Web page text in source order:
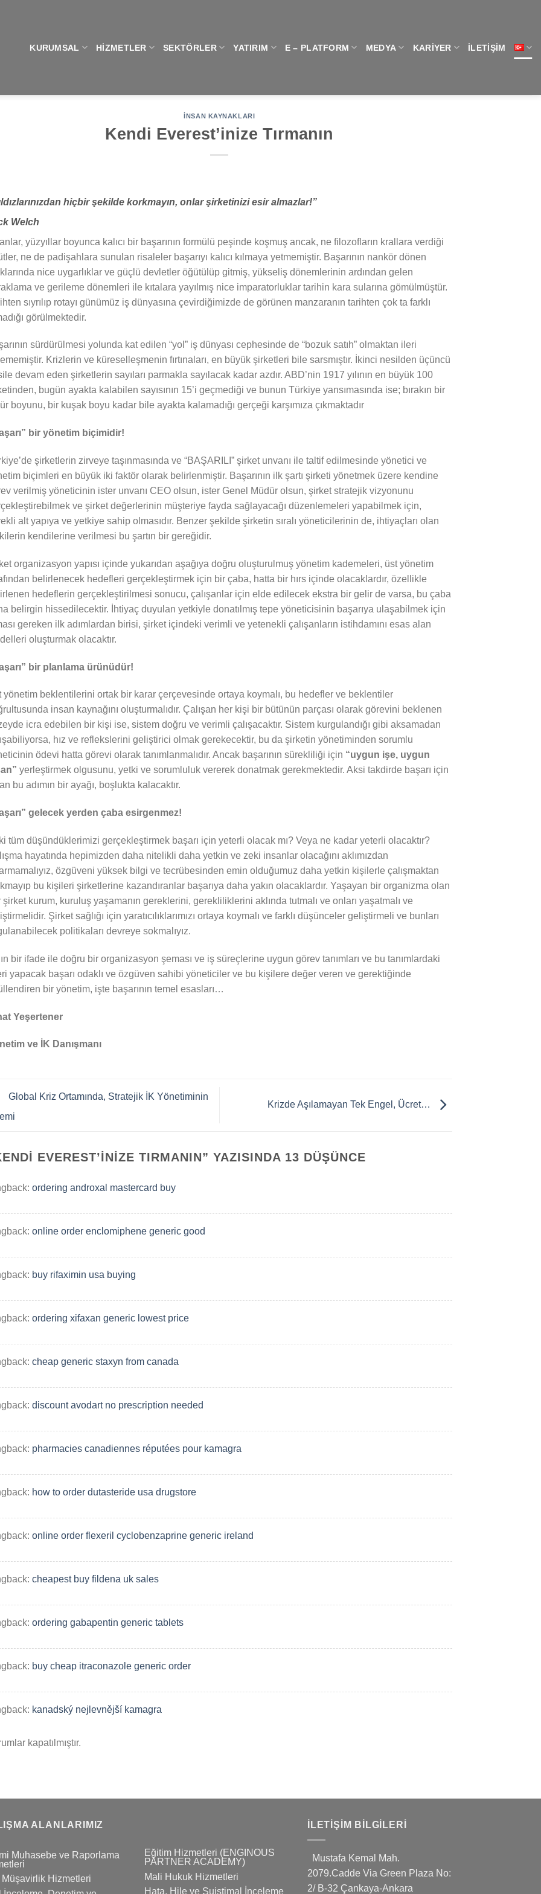
KURUMSAL HIZMETLER SEKTÖRLER YATIRIM E – PLATFORM MEDYA KARIYER İLETIŞIM
İNSAN KAYNAKLARI
Kendi Everest’inize Tırmanın
hiçbir şekilde korkmayın, onlar şirketinizi esir almazlar!”
Welch
yüzyıllar boyunca kalıcı bir başarının formülü peşinde koşmuş ancak, ne filozofların krallara verdiği
ne de padişahlara sunulan risaleler başarıyı kalıcı kılmaya yetmemiştir. Başarının nankör dönen
nice uygarlıklar ve güçlü devletler öğütülüp gitmiş, yükseliş dönemlerinin ardından gelen
ve gerileme dönemleri ile kıtalara yayılmış nice imparatorluklar tarihin kara sularına gömülmüştür.
sıyrılıp rotayı günümüz iş dünyasına çevirdiğimizde de görünen manzaranın tarihten çok ta farklı
görülmektedir.
sürdürülmesi yolunda kat edilen “yol” iş dünyası cephesinde de “bozuk satıh” olmaktan ileri
Krizlerin ve küreselleşmenin fırtınaları, en büyük şirketleri bile sarsmıştır. İkinci nesilden üçüncü
devam eden şirketlerin sayıları parmakla sayılacak kadar azdır. ABD’nin 1917 yılının en büyük 100
bugün ayakta kalabilen sayısının 15’i geçmediği ve bunun Türkiye yansımasında ise; bırakın bir
boyunu, bir kuşak boyu kadar bile ayakta kalamadığı gerçeği karşımıza çıkmaktadır
bir yönetim biçimidir!
şirketlerin zirveye taşınmasında ve “BAŞARILI” şirket unvanı ile taltif edilmesinde yönetici ve
biçimleri en büyük iki faktör olarak belirlenmiştir. Başarının ilk şartı şirketi yönetmek üzere kendine
verilmiş yöneticinin ister unvanı CEO olsun, ister Genel Müdür olsun, şirket stratejik vizyonunu
ve şirket değerlerinin müşteriye fayda sağlayacağı düzenlemeleri yapabilmek için,
alt yapıya ve yetkiye sahip olmasıdır. Benzer şekilde şirketin sıralı yöneticilerinin de, ihtiyaçları olan
kendilerine verilmesi bu şartın bir gereğidir.
organizasyon yapısı içinde yukarıdan aşağıya doğru oluşturulmuş yönetim kademeleri, üst yönetim
belirlenecek hedefleri gerçekleştirmek için bir çaba, hatta bir hırs içinde olacaklardır, özellikle
hedeflerin gerçekleştirilmesi sonucu, çalışanlar için elde edilecek ekstra bir gelir de varsa, bu çaba
belirgin hissedilecektir. İhtiyaç duyulan yetkiyle donatılmış tepe yöneticisinin başarıya ulaşabilmek için
gereken ilk adımlardan birisi, şirket içindeki verimli ve yetenekli çalışanların istihdamını esas alan
oluşturmak olacaktır.
bir planlama ürünüdür!
yönetim beklentilerini ortak bir karar çerçevesinde ortaya koymalı, bu hedefler ve beklentiler
insan kaynağını oluşturmalıdır. Çalışan her kişi bir bütünün parçası olarak görevini beklenen
icra edebilen bir kişi ise, sistem doğru ve verimli çalışacaktır. Sistem kurgulandığı gibi aksamadan
hız ve reflekslerini geliştirici olmak gerekecektir, bu da şirketin yönetiminden sorumlu
ödevi hatta görevi olarak tanımlanmalıdır. Ancak başarının sürekliliği için “uygun işe, uygun
yerleştirmek olgusunu, yetki ve sorumluluk vererek donatmak gerekmektedir. Aksi takdirde başarı için
bu adımın bir ayağı, boşlukta kalacaktır.
gelecek yerden çaba esirgenmez!
tüm düşündüklerimizi gerçekleştirmek başarı için yeterli olacak mı? Veya ne kadar yeterli olacaktır?
hayatında hepimizden daha nitelikli daha yetkin ve zeki insanlar olacağını aklımızdan
özgüveni yüksek bilgi ve tecrübesinden emin olduğumuz daha yetkin kişilerle çalışmaktan
bu kişileri şirketlerine kazandıranlar başarıya daha yakın olacaklardır. Yaşayan bir organizma olan
şirket kurum, kuruluş yaşamanın gereklerini, gerekliliklerini aklında tutmalı ve onları yaşatmalı ve
Şirket sağlığı için yaratıcılıklarımızı ortaya koymalı ve farklı düşünceler geliştirmeli ve bunları
politikaları devreye sokmalıyız.
bir ifade ile doğru bir organizasyon şeması ve iş süreçlerine uygun görev tanımları ve bu tanımlardaki
yapacak başarı odaklı ve özgüven sahibi yöneticiler ve bu kişilere değer veren ve gerektiğinde
bir yönetim, işte başarının temel esasları…
Yeşertener
ve İK Danışmanı
Global Kriz Ortamında, Stratejik İK Yönetiminin
Krizde Aşılamayan Tek Engel, Ücret…
EVEREST’INIZE TIRMANIN” YAZISINDA 13 DÜŞÜNCE
ordering androxal mastercard buy
online order enclomiphene generic good
buy rifaximin usa buying
ordering xifaxan generic lowest price
cheap generic staxyn from canada
discount avodart no prescription needed
pharmacies canadiennes réputées pour kamagra
how to order dutasteride usa drugstore
online order flexeril cyclobenzaprine generic ireland
cheapest buy fildena uk sales
ordering gabapentin generic tablets
buy cheap itraconazole generic order
kanadský nejlevnější kamagra
kapatılmıştır.
ALANLARIMIZ
Muhasebe ve Raporlama
Müşavirlik Hizmetleri
Eğitim Hizmetleri (ENGINOUS
PARTNER ACADEMY)
Mali Hukuk Hizmetleri
Hata, Hile ve Suistimal İnceleme
İLETIŞIM BILGILERI
Mustafa Kemal Mah.
2079.Cadde Via Green Plaza No:
2/ B-32 Çankaya-Ankara